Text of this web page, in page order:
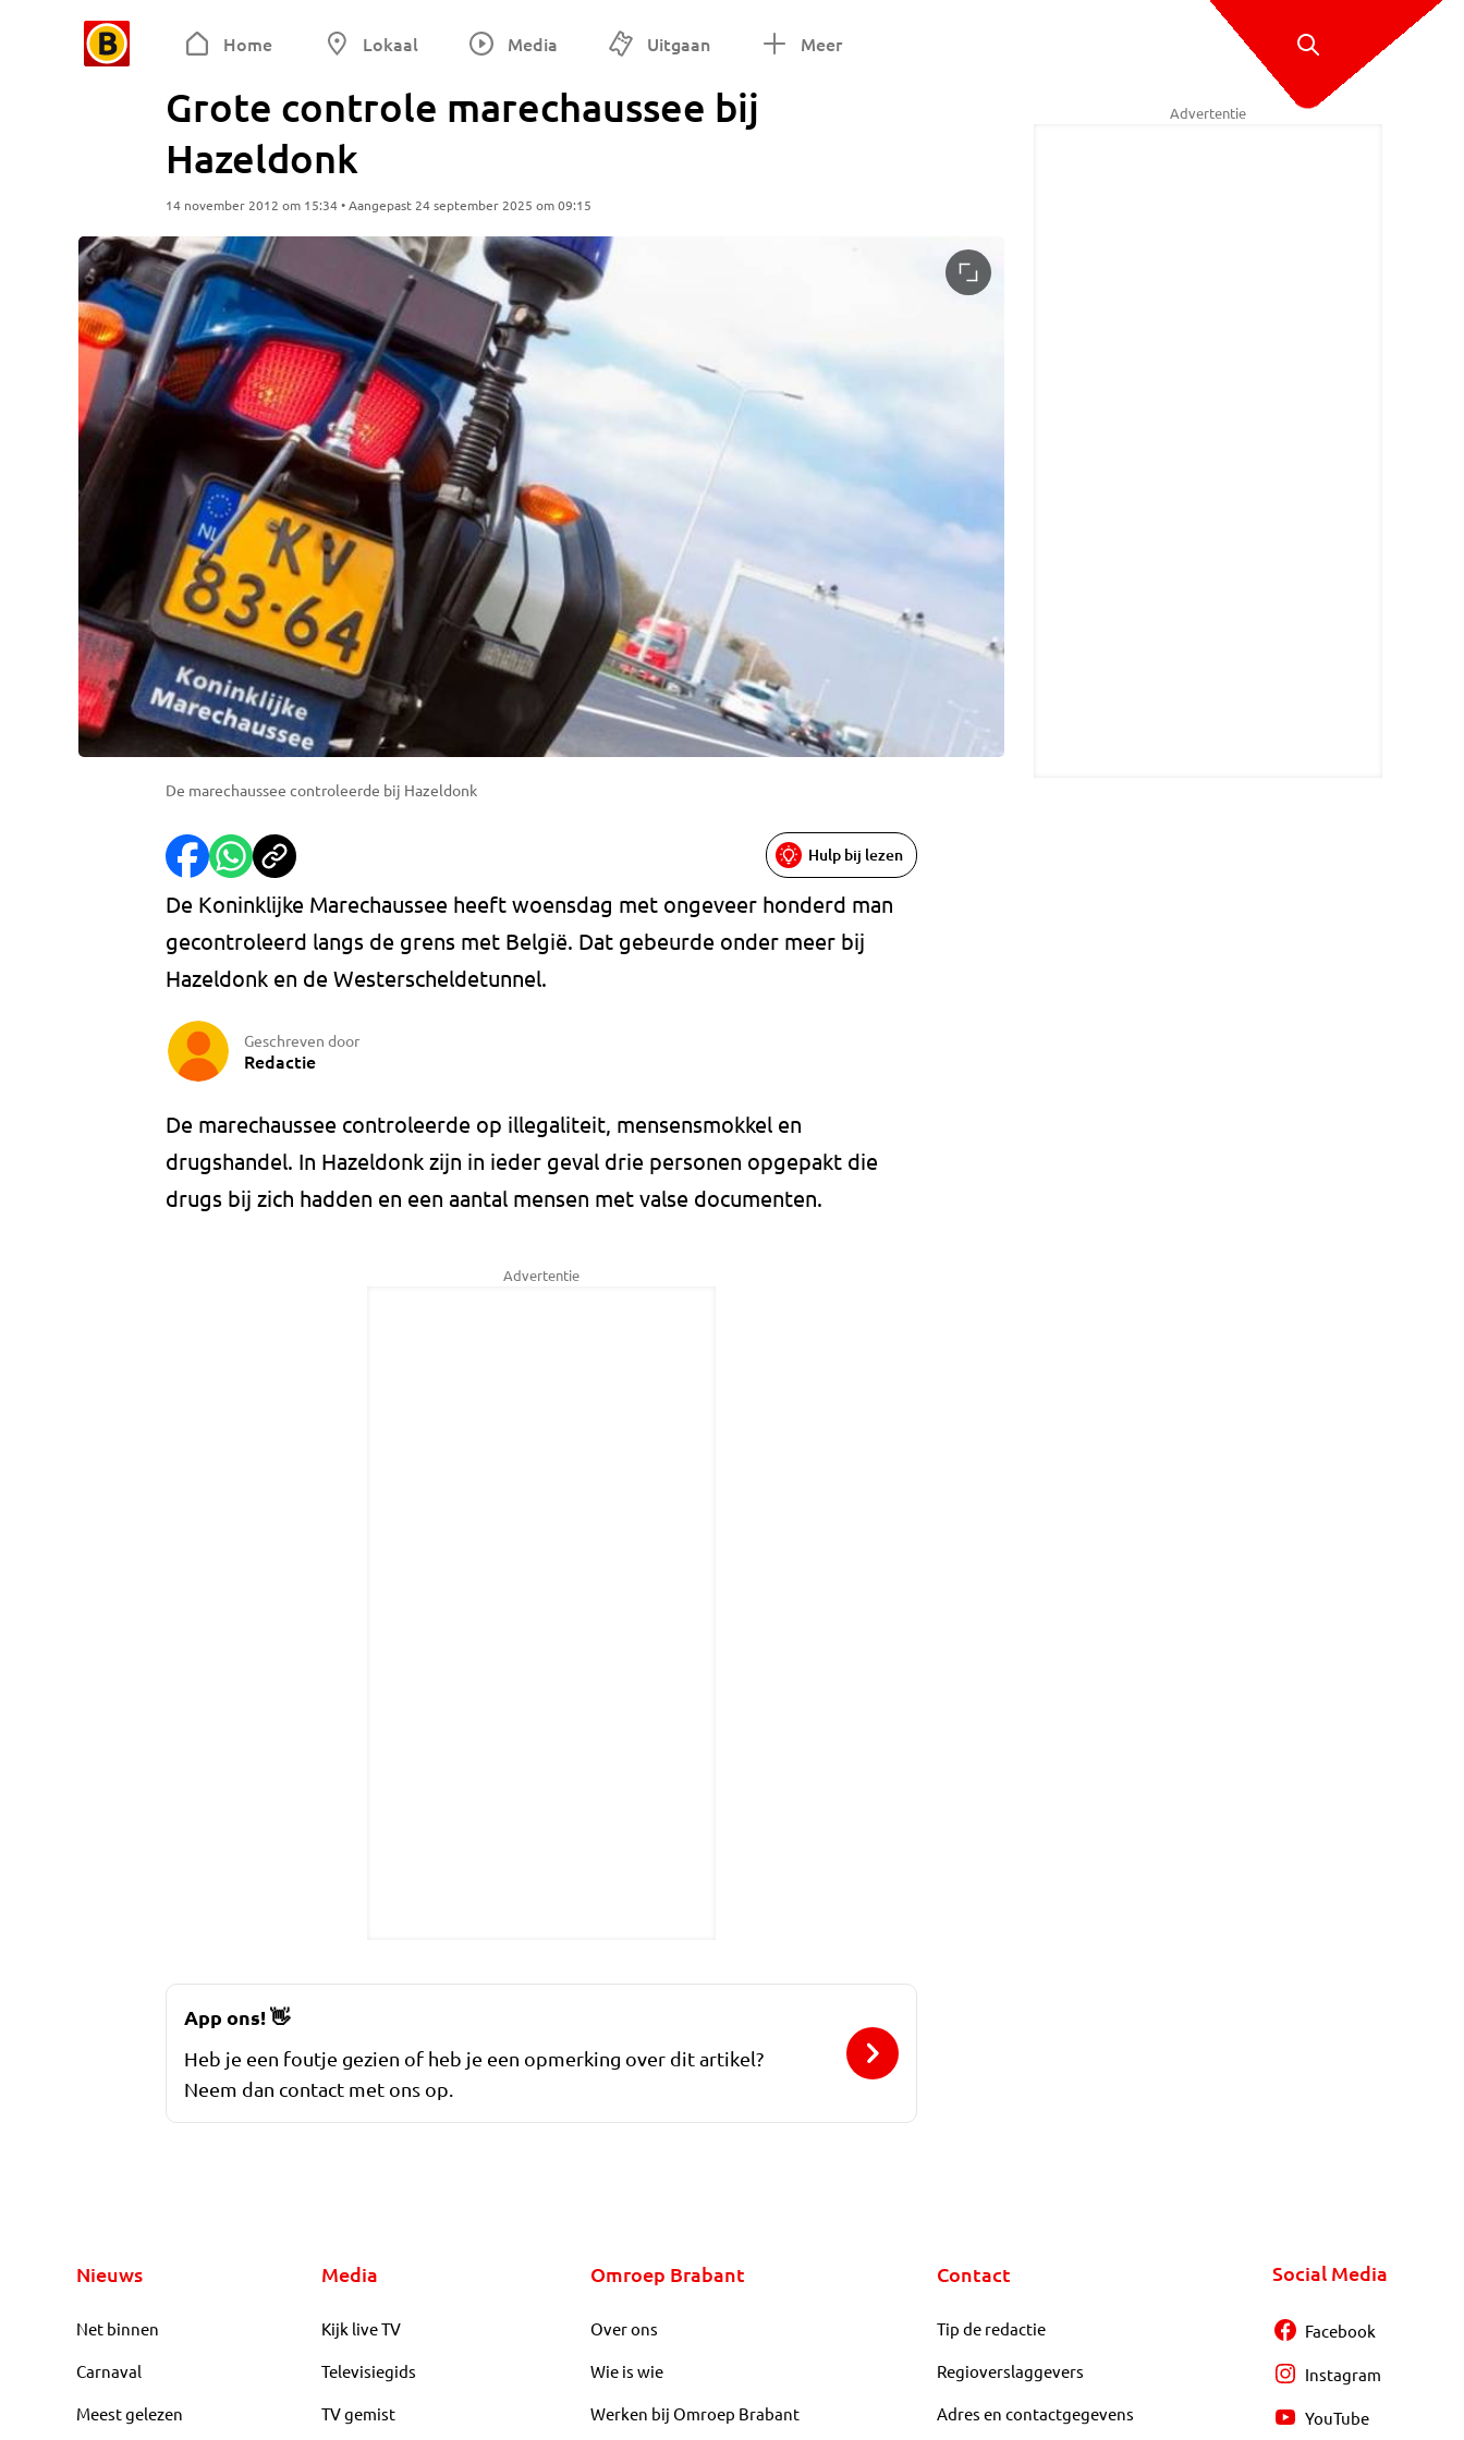
Home Lokaal Media Uitgaan Meer
Grote controle marechaussee bij
Hazeldonk
14 november 2012 om 15:34 • Aangepast 24 september 2025 om 09:15
De marechaussee controleerde bij Hazeldonk
Hulp bij lezen
De Koninklijke Marechaussee heeft woensdag met ongeveer honderd man
gecontroleerd langs de grens met België. Dat gebeurde onder meer bij
Hazeldonk en de Westerscheldetunnel.
Geschreven door
Redactie
De marechaussee controleerde op illegaliteit, mensensmokkel en
drugshandel. In Hazeldonk zijn in ieder geval drie personen opgepakt die
drugs bij zich hadden en een aantal mensen met valse documenten.
Advertentie
Advertentie
App ons!👋
Heb je een foutje gezien of heb je een opmerking over dit artikel?
Neem dan contact met ons op.
Nieuws
Net binnen
Carnaval
Meest gelezen
Media
Kijk live TV
Televisiegids
TV gemist
Omroep Brabant
Over ons
Wie is wie
Werken bij Omroep Brabant
Contact
Tip de redactie
Regioverslaggevers
Adres en contactgegevens
Social Media
Facebook
Instagram
YouTube